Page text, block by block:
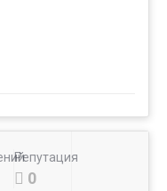
Репутация
0